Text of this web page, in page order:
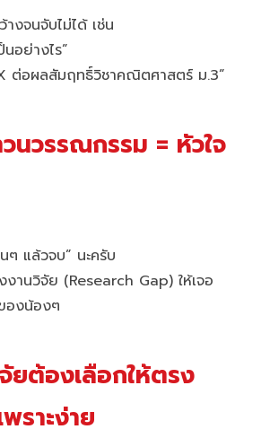
งจนจับไม่ได้ เช่น
อย่างไร”
ต่อผลสัมฤทธิ์วิชาคณิตศาสตร์ ม.3”
นวรรณกรรม = หัวใจ
ๆ แล้วจบ” นะครับ
งานวิจัย (Research Gap) ให้เจอ
องน้องๆ
ยต้องเลือกให้ตรง
ราะง่าย